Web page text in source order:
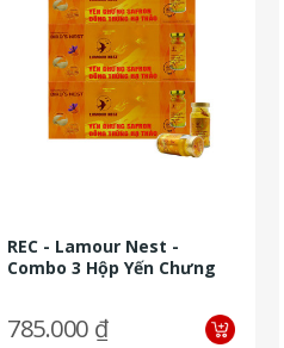
REC - Lamour Nest -
Combo 3 Hộp Yến Chưng
785.000 ₫